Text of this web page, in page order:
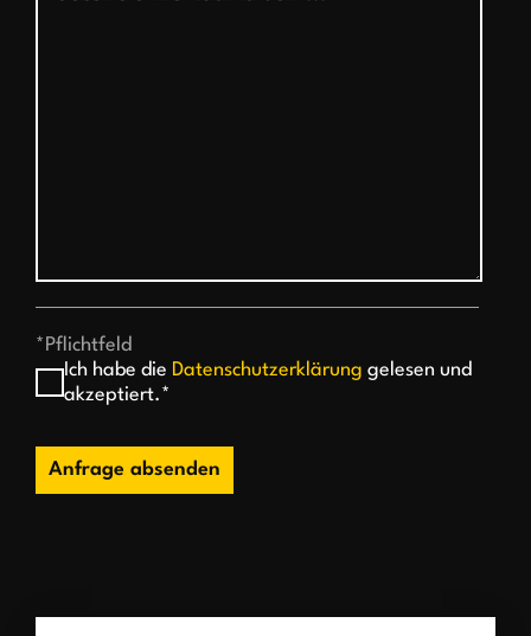
*Pflichtfeld
Ich habe die Datenschutzerklärung gelesen und
akzeptiert.*
Anfrage absenden